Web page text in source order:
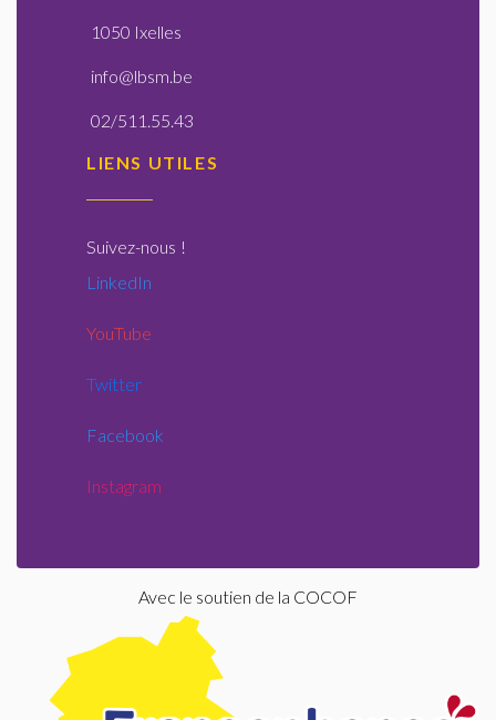
1050 Ixelles
info@lbsm.be
02/511.55.43
LIENS UTILES
Suivez-nous !
LinkedIn
YouTube
Twitter
Facebook
Instagram
Avec le soutien de la COCOF